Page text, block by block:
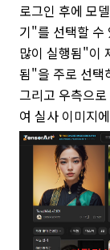
로그인 후에 모
기"를 선택할 수
많이 실행됨"이
됨"을 주로 선택
그리고 우측으
여 실사 이미지